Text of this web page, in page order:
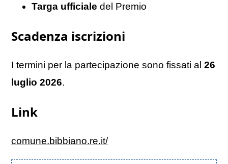
Targa ufficiale del Premio
Scadenza iscrizioni
I termini per la partecipazione sono fissati al 26
luglio 2026.
Link
comune.bibbiano.re.it/